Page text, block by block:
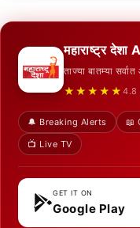
महाराष्ट्र
ताज्या बातम्या
★★★★★ 4.8
🔔 Breaking Alerts 📖
📺 Live TV
GET IT ON
Google Play